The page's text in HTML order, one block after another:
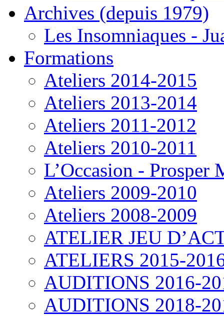
Archives (depuis 1979)
Les Insomniaques -
Formations
Ateliers 2014-2015
Ateliers 2013-2014
Ateliers 2011-2012
Ateliers 2010-2011
L’Occasion - Prosper
Ateliers 2009-2010
Ateliers 2008-2009
ATELIER JEU
ATELIERS 2015-
AUDITIONS 2016-
AUDITIONS 2018-